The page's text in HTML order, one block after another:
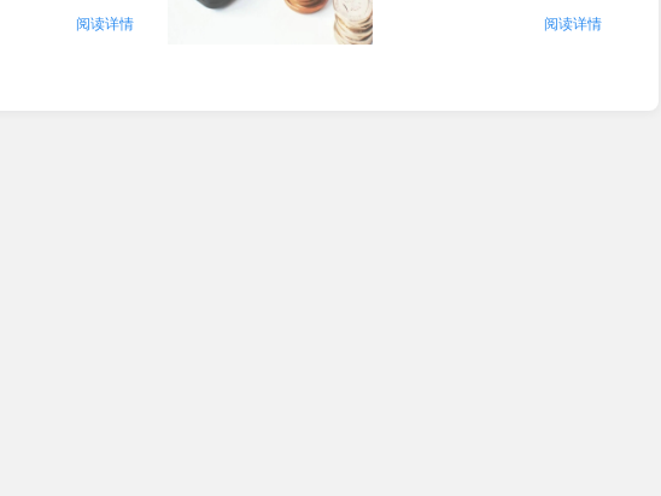
的年度汇算清缴工
启动。本文将详细
阅读详情
成一般纳税人，需要满足一
定条件。本文将详细分析这
阅读详情